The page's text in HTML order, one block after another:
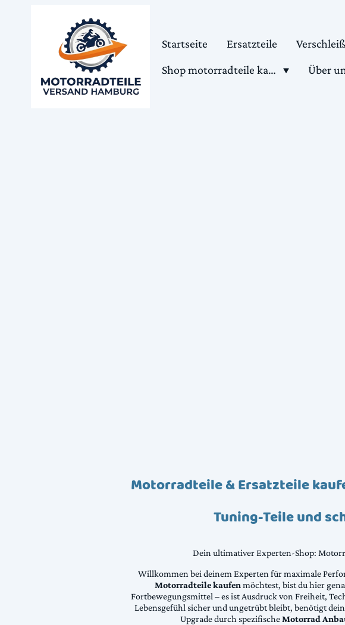
Startseite Ersatzteile
Shop motorradteile kaufen
Über
Motorradteile & Ersatzteile
Tuning-Teile und
Dein ultimativer Experten-Shop:
Willkommen bei deinem Experten für maximale
Motorradteile kaufenmöchtest, bist du hier
Fortbewegungsmittel – es ist Ausdruck von Freiheit,
Lebensgefühl sicher und ungetrübt bleibt, benötigt
Upgrade durch spezifischeMotorrad